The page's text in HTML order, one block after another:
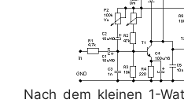
Nach dem kleinen 1-